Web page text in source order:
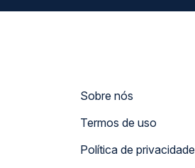
Sobre nós
Termos de uso
Política de privacidade